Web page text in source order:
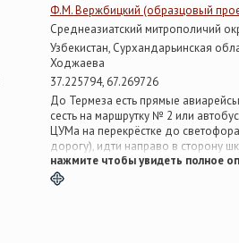
Ф.М. Вержбицкий (образцовый
Среднеазиатский митрополичий
Узбекистан, Сурхандарьинская
Ходжаева
37.225794, 67.269726
До Термеза есть прямые
сесть на маршрутку № 2 или
ЦУМа на перекрёстке до
дорогу), идти направо в сторону
будет виден храм. С аэропорта
города ТЦ Юбилейный, перейти
Термез, от автовокзала не
после ЦУМа выйти на перекрёстке
нажмите чтобы увидеть полное